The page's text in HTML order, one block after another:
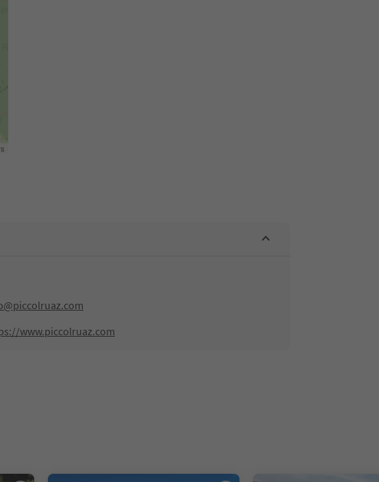
www.piccolruaz.com